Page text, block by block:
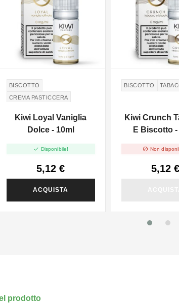
BISCOTTO
CREMA PASTICCERA
Kiwi Loyal Vaniglia
Dolce - 10ml
 Disponibile!
5,12 €
ACQUISTA
BISCOTTO
Kiwi Crunch
E Biscotto -
 Non
5,12 €
prodotto